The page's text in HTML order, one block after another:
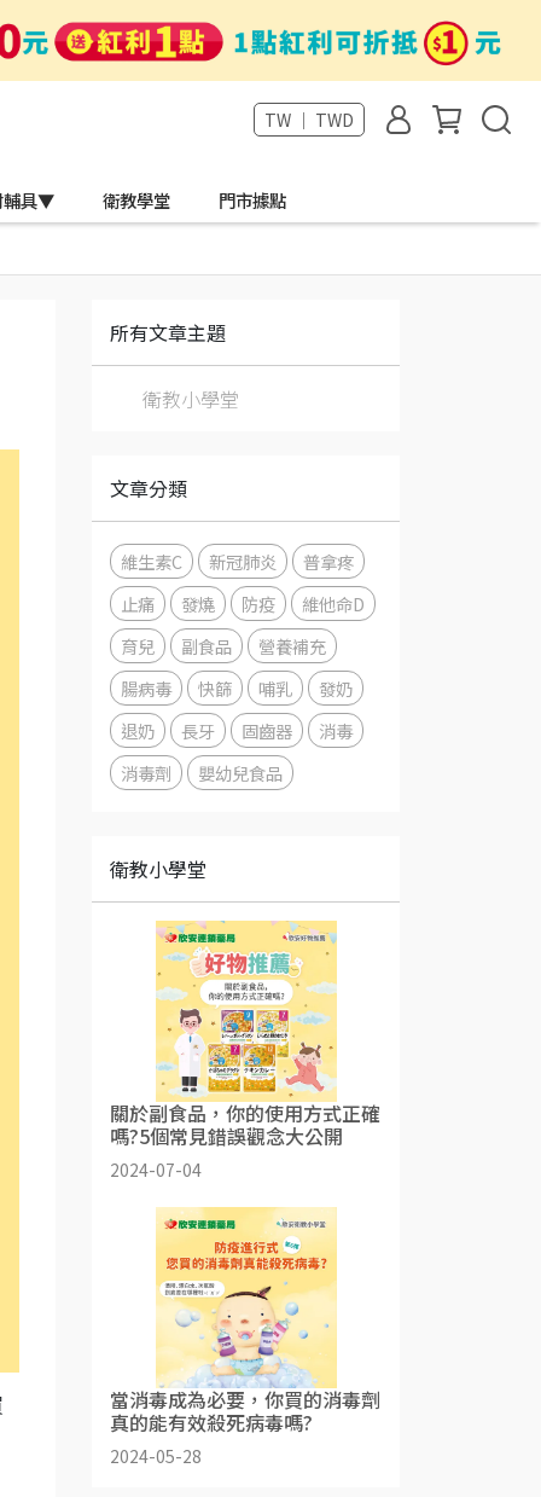
TW ｜ TWD
輔具▼ 衛教學堂 門市據點
所有文章主題
衛教小學堂
文章分類
維生素C 新冠肺炎
普拿疼
止痛
發燒 防疫
維他命D
育兒
副食品
營養補充
腸病毒
快篩 哺乳
發奶
退奶
長牙 固齒器
消毒
消毒劑
嬰幼兒食品
衛教小學堂
關於副食品，你的使用方式正確
嗎?5個常見錯誤觀念大公開
2024-07-04
當消毒成為必要，你買的消毒劑
真的能有效殺死病毒嗎?
2024-05-28